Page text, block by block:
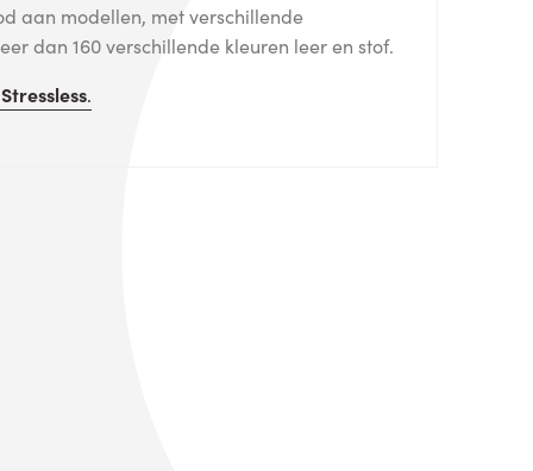
aan modellen, met verschillende
dan 160 verschillende kleuren leer en stof.
Stressless.